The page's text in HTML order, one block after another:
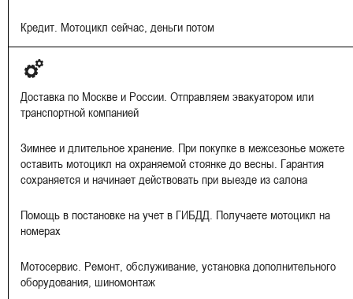
Кредит. Мотоцикл сейчас, деньги потом
Доставка по Москве и России. Отправляем эвакуатором или
транспортной компанией
Зимнее и длительное хранение. При покупке в межсезонье можете
оставить мотоцикл на охраняемой стоянке до весны. Гарантия
сохраняется и начинает действовать при выезде из салона
Помощь в постановке на учет в ГИБДД. Получаете мотоцикл на
номерах
Мотосервис. Ремонт, обслуживание, установка дополнительного
оборудования, шиномонтаж